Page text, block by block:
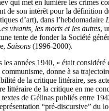
qui met en lumière les crimes
de son intérêt pour la définition
d’art), dans l’hebdomadaire
vivants, les morts et les autres,
tente de fonder la Société
Saisons (1996-2000).
années 1940, « était
donne à sa
de la critique littéraire, ses
littéraire de la critique en me
textes de Gélinas publiés entre
“pré-discursive” du